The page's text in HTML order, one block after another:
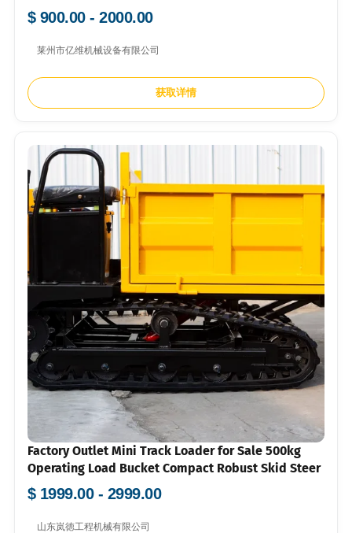
Mini Dumper Truck For Sale
$ 900.00 - 2000.00
莱州市亿维机械设备有限公司
获取详情
Factory Outlet Mini Track Loader for Sale 500kg
Operating Load Bucket Compact Robust Skid Steer
$ 1999.00 - 2999.00
山东岚徳工程机械有限公司